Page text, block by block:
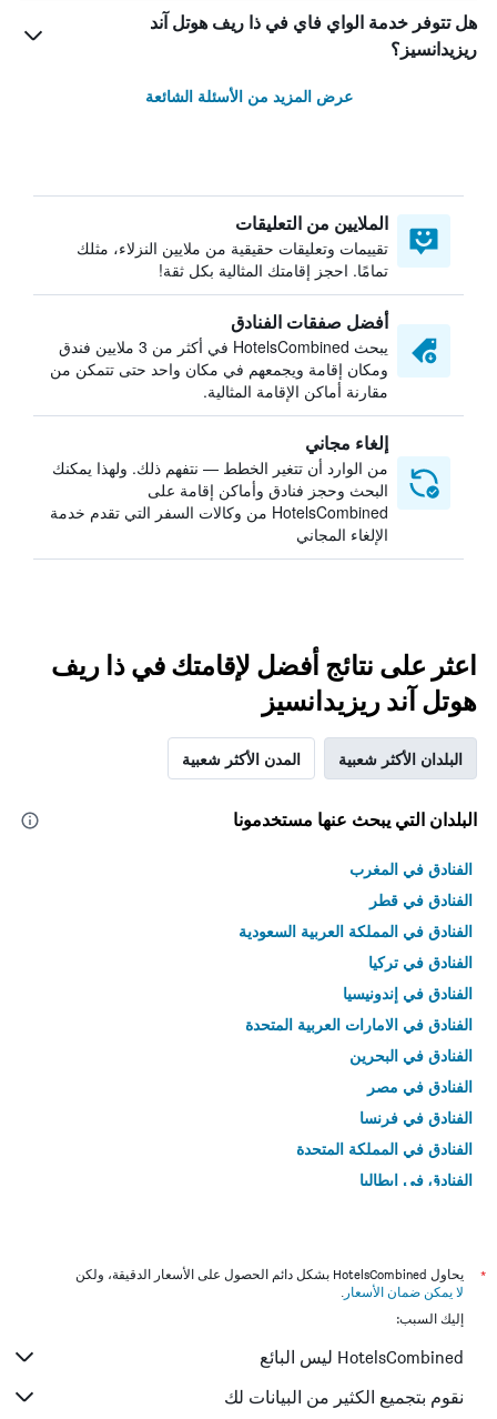
هل تتوفر خدمة الواي فاي في ذا ريف هوتل آند
ريزيدانسيز؟
عرض المزيد من الأسئلة الشائعة
الملايين من التعليقات
تقييمات وتعليقات حقيقية من ملايين النزلاء، مثلك
تمامًا. احجز إقامتك المثالية بكل ثقة!
أفضل صفقات الفنادق
يبحث HotelsCombined في أكثر من 3 ملايين فندق
ومكان إقامة ويجمعهم في مكان واحد حتى تتمكن من
مقارنة أماكن الإقامة المثالية.
إلغاء مجاني
من الوارد أن تتغير الخطط — نتفهم ذلك. ولهذا يمكنك
البحث وحجز فنادق وأماكن إقامة على
HotelsCombined من وكالات السفر التي تقدم خدمة
الإلغاء المجاني
اعثر على نتائج أفضل لإقامتك في ذا ريف
هوتل آند ريزيدانسيز
البلدان الأكثر شعبية المدن الأكثر شعبية
البلدان التي يبحث عنها مستخدمونا
الفنادق في المغرب
الفنادق في قطر
الفنادق في المملكة العربية السعودية
الفنادق في تركيا
الفنادق في إندونيسيا
الفنادق في الامارات العربية المتحدة
الفنادق في البحرين
الفنادق في مصر
الفنادق في فرنسا
الفنادق في المملكة المتحدة
الفنادق في إيطاليا
*
يحاول HotelsCombined بشكل دائم الحصول على الأسعار الدقيقة، ولكن
لا يمكن ضمان الأسعار .
إليك السبب:
HotelsCombined ليس البائع
نقوم بتجميع الكثير من البيانات لك